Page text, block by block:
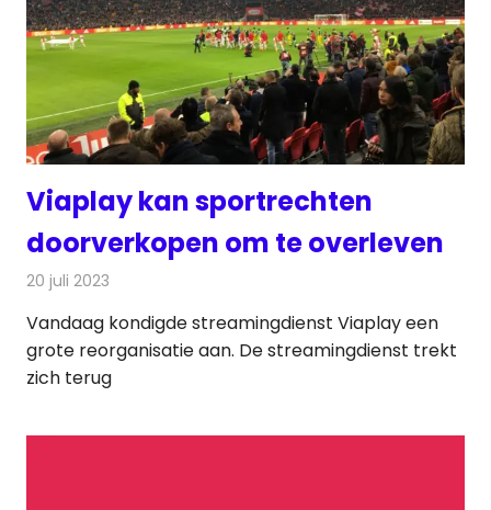
Viaplay kan sportrechten
doorverkopen om te overleven
20 juli 2023
Vandaag kondigde streamingdienst Viaplay een
grote reorganisatie aan. De streamingdienst trekt
zich terug